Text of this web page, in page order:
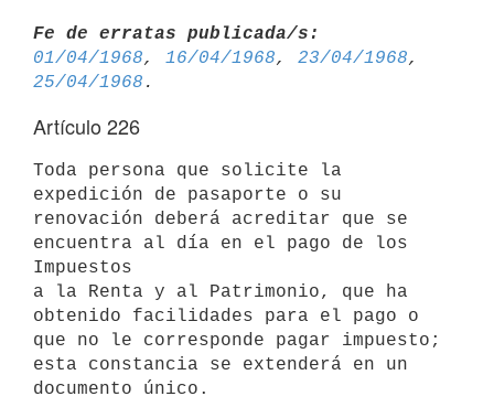
Fe de erratas publicada/s:
01/04/1968, 16/04/1968, 23/04/1968
25/04/1968
Artículo 226
Toda persona que solicite la
expedición de pasaporte o su
renovación deberá acreditar que se
encuentra al día en el pago de los
Impuestos
a la Renta y al Patrimonio, que ha
obtenido facilidades para el pago o
que no le corresponde pagar impuesto;
esta constancia se extenderá en un